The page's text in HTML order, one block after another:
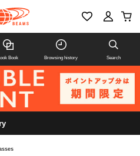
Book Browsing history Search